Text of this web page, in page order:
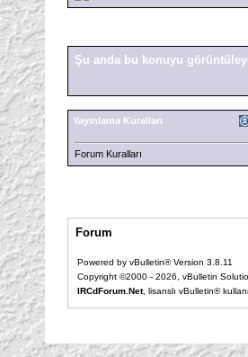
Şu anda bu konuyu
Yayınlama Kuralları
Forum Kuralları
Forum
Powered by vBulletin® Version 3.8.11
Copyright ©2000 - 2026, vBulletin
IRCdForum.Net, lisanslı vBulletin®